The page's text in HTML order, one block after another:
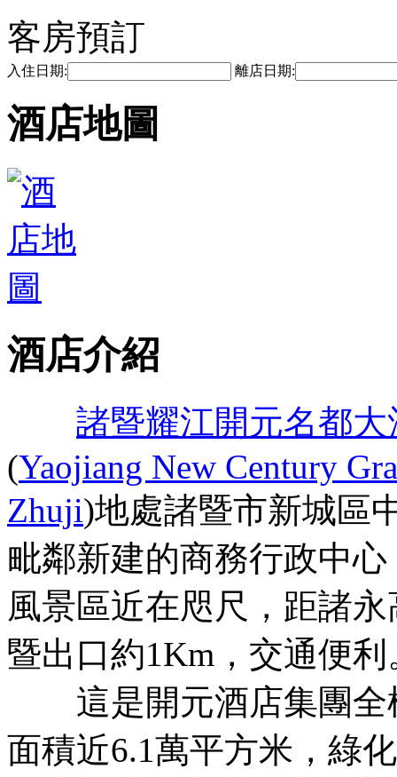
客房預訂
入住日期: 離店日期:
酒店地圖
酒店介紹
諸暨耀江開元名都大
(Yaojiang New Century
Zhuji)地處諸暨市新城區
毗鄰新建的商務行政中
風景區近在咫尺，距諸
暨出口約1Km，交通便利
這是開元酒店集團全
面積近6.1萬平方米，綠